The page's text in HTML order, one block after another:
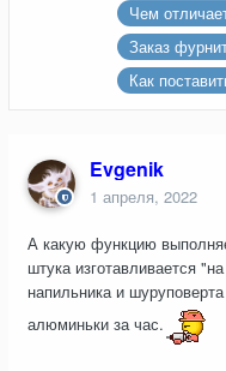
Чем
Заказ
Как
Evgenik
1 апреля, 2022
А какую функцию
штука изготавливается
напильника и
алюминьки за час.